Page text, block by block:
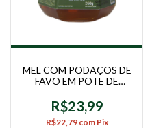
MEL COM PODAÇOS DE
FAVO EM POTE DE
R$23,99
R$22,79 com Pix